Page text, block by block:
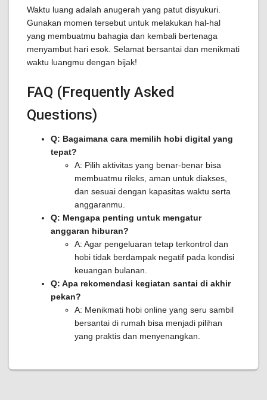
Waktu luang adalah anugerah yang patut disyukuri.
Gunakan momen tersebut untuk melakukan hal-hal
yang membuatmu bahagia dan kembali bertenaga
menyambut hari esok. Selamat bersantai dan menikmati
waktu luangmu dengan bijak!
FAQ (Frequently Asked
Questions)
Q: Bagaimana cara memilih hobi digital yang
tepat?
A: Pilih aktivitas yang benar-benar bisa
membuatmu rileks, aman untuk diakses,
dan sesuai dengan kapasitas waktu serta
anggaranmu.
Q: Mengapa penting untuk mengatur
anggaran hiburan?
A: Agar pengeluaran tetap terkontrol dan
hobi tidak berdampak negatif pada kondisi
keuangan bulanan.
Q: Apa rekomendasi kegiatan santai di akhir
pekan?
A: Menikmati hobi online yang seru sambil
bersantai di rumah bisa menjadi pilihan
yang praktis dan menyenangkan.